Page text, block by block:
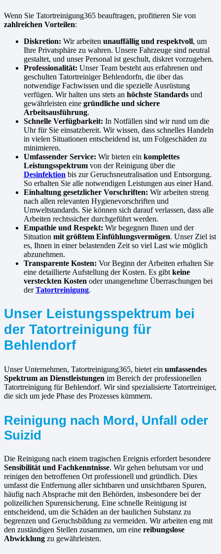
Wenn Sie Tatortreinigung365 beauftragen, profitieren Sie von
zahlreichen Vorteilen:
Diskretion: Wir arbeiten unauffällig und respektvoll, um
Ihre Privatsphäre zu wahren. Unsere Fahrzeuge sind neutral
gestaltet, und unser Personal ist geschult, diskret vorzugehen.
Professionalität: Unser Team besteht aus erfahrenen und
geschulten Tatortreiniger Behlendorfn, die über das
notwendige Fachwissen und die spezielle Ausrüstung
verfügen. Wir halten uns stets an höchste Standards und
gewährleisten eine gründliche und sichere
Arbeitsausführung.
Schnelle Verfügbarkeit: In Notfällen sind wir rund um die
Uhr für Sie einsatzbereit. Wir wissen, dass schnelles Handeln
in vielen Situationen entscheidend ist, um Folgeschäden zu
minimieren.
Umfassender Service: Wir bieten ein komplettes
Leistungsspektrum von der Reinigung über die
Desinfektion bis zur Geruchsneutralisation und Entsorgung.
So erhalten Sie alle notwendigen Leistungen aus einer Hand.
Einhaltung gesetzlicher Vorschriften: Wir arbeiten streng
nach allen relevanten Hygienevorschriften und
Umweltstandards. Sie können sich darauf verlassen, dass alle
Arbeiten rechtssicher durchgeführt werden.
Empathie und Respekt: Wir begegnen Ihnen und der
Situation mit größtem Einfühlungsvermögen. Unser Ziel ist
es, Ihnen in einer belastenden Zeit so viel Last wie möglich
abzunehmen.
Transparente Kosten: Vor Beginn der Arbeiten erhalten Sie
eine detaillierte Aufstellung der Kosten. Es gibt keine
versteckten Kosten oder unangenehme Überraschungen bei
derTatortreinigung.
Unser Leistungsspektrum bei
der Tatortreinigung für
Behlendorf
Unser Unternehmen, Tatortreinigung365, bietet ein umfassendes
Spektrum an Dienstleistungen im Bereich der professionellen
Tatortreinigung für Behlendorf. Wir sind spezialisierte Tatortreiniger,
die sich um jede Phase des Prozesses kümmern.
Reinigung nach Mord, Unfall oder
Suizid
Die Reinigung nach einem tragischen Ereignis erfordert besondere
Sensibilität und Fachkenntnisse. Wir gehen behutsam vor und
reinigen den betroffenen Ort professionell und gründlich. Dies
umfasst die Entfernung aller sichtbaren und unsichtbaren Spuren,
häufig nach Absprache mit den Behörden, insbesondere bei der
polizeilichen Spurensicherung. Eine schnelle Reinigung ist
entscheidend, um die Schäden an der baulichen Substanz zu
begrenzen und Geruchsbildung zu vermeiden. Wir arbeiten eng mit
den zuständigen Stellen zusammen, um eine reibungslose
Abwicklung zu gewährleisten.